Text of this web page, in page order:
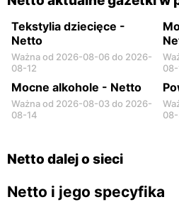
Tekstylia dziecięce -
Netto
Ważna od 2026-08-06 do 2026-
08-12
Mocne alkohole - Netto
Ważna od 2026-08-03 do 2026-
08-14
08-
Netto dalej o sieci
Netto i jego specyfika